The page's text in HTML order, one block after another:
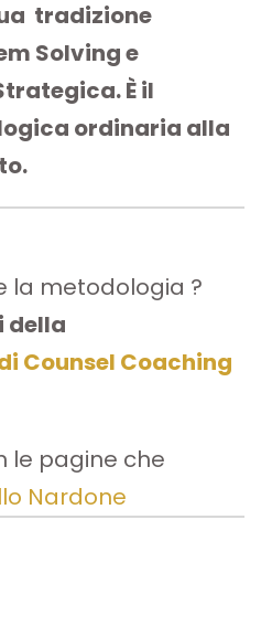
tradizione
Solving e
È il
ordinaria alla
la metodologia ?
della
Counsel Coaching
le pagine che
Nardone